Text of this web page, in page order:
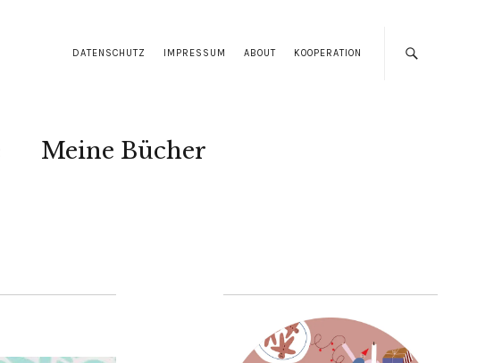
DATENSCHUTZ IMPRESSUM ABOUT KOOPERATION
Meine Bücher